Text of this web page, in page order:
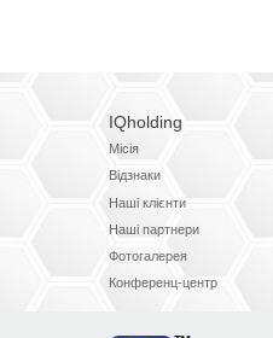
IQholding
Місія
Відзнаки
Наші клієнти
Наші партнери
Фотогалерея
Конференц-центр